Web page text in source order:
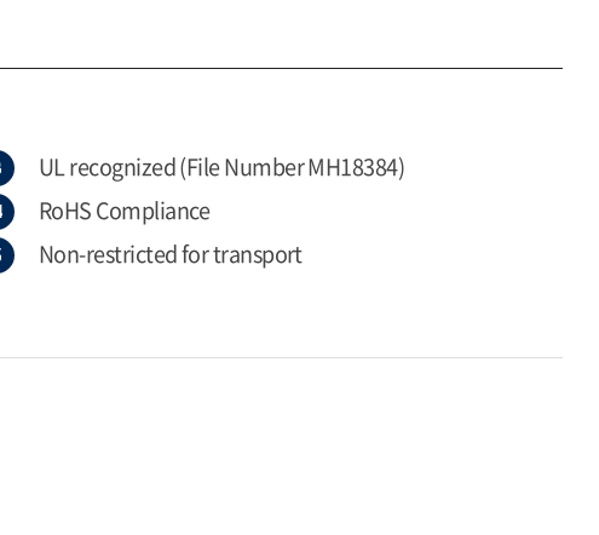
UL recognized (File Number MH18384)
RoHS Compliance
Non-restricted for transport